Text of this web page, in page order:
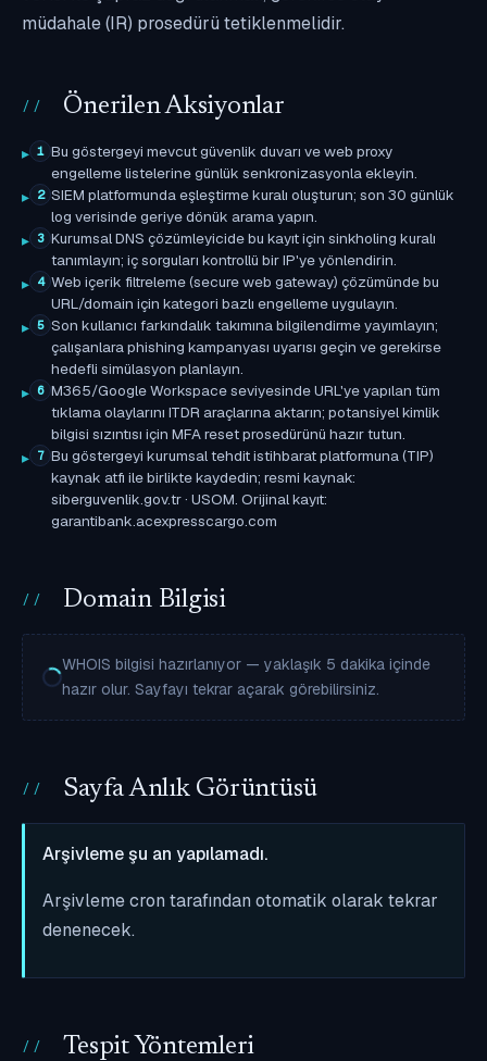
müdahale (IR) prosedürü tetiklenmelidir.
Önerilen Aksiyonlar
1 Bu göstergeyi mevcut güvenlik duvarı ve web proxy
engelleme listelerine günlük senkronizasyonla ekleyin.
2 SIEM platformunda eşleştirme kuralı oluşturun; son 30 günlük
log verisinde geriye dönük arama yapın.
3 Kurumsal DNS çözümleyicide bu kayıt için sinkholing kuralı
tanımlayın; iç sorguları kontrollü bir IP'ye yönlendirin.
4 Web içerik filtreleme (secure web gateway) çözümünde bu
URL/domain için kategori bazlı engelleme uygulayın.
5 Son kullanıcı farkındalık takımına bilgilendirme yayımlayın;
çalışanlara phishing kampanyası uyarısı geçin ve gerekirse
hedefli simülasyon planlayın.
6 M365/Google Workspace seviyesinde URL'ye yapılan tüm
tıklama olaylarını ITDR araçlarına aktarın; potansiyel kimlik
bilgisi sızıntısı için MFA reset prosedürünü hazır tutun.
7 Bu göstergeyi kurumsal tehdit istihbarat platformuna (TIP)
kaynak atfı ile birlikte kaydedin; resmi kaynak:
siberguvenlik.gov.tr · USOM. Orijinal kayıt:
garantibank.acexpresscargo.com
Domain Bilgisi
WHOIS bilgisi hazırlanıyor — yaklaşık 5 dakika içinde
hazır olur. Sayfayı tekrar açarak görebilirsiniz.
Sayfa Anlık Görüntüsü
Arşivleme şu an yapılamadı.
Arşivleme cron tarafından otomatik olarak tekrar
denenecek.
Tespit Yöntemleri